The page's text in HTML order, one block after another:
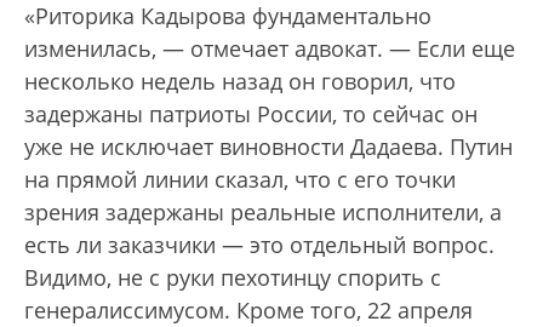
«Риторика Кадырова фундаментально
изменилась, — отмечает адвокат. — Если еще
несколько недель назад он говорил, что
задержаны патриоты России, то сейчас он
уже не исключает виновности Дадаева. Путин
на прямой линии сказал, что с его точки
зрения задержаны реальные исполнители, а
есть ли заказчики — это отдельный вопрос.
Видимо, не с руки пехотинцу спорить с
генералиссимусом. Кроме того, 22 апреля